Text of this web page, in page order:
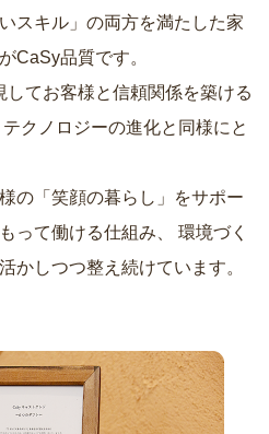
スキル」の両方を満たした家
CaSy品質です。
てお客様と信頼関係を築ける
の「笑顔の暮らし」をサポー
って働ける仕組み、
かしつつ整え続けています。